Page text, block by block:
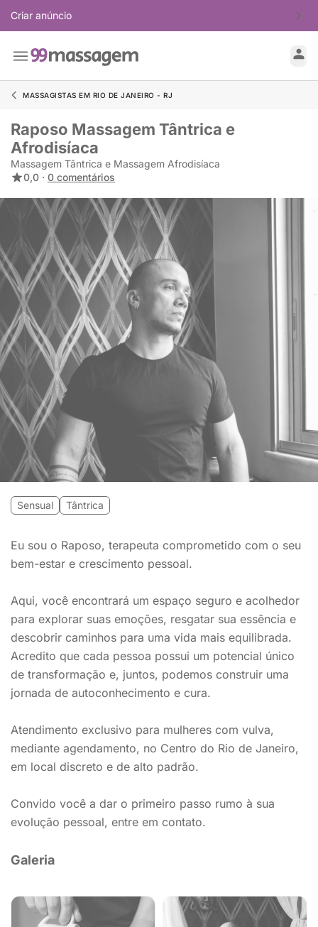
Criar anúncio
MASSAGISTAS EM RIO DE JANEIRO - RJ
Raposo Massagem Tântrica e
Afrodisíaca
Massagem Tântrica e Massagem Afrodisíaca
0,0 · 0 comentários
Sensual Tântrica
Eu sou o Raposo, terapeuta comprometido com o seu
bem-estar e crescimento pessoal.
Aqui, você encontrará um espaço seguro e acolhedor
para explorar suas emoções, resgatar sua essência e
descobrir caminhos para uma vida mais equilibrada.
Acredito que cada pessoa possui um potencial único
de transformação e, juntos, podemos construir uma
jornada de autoconhecimento e cura.
Atendimento exclusivo para mulheres com vulva,
mediante agendamento, no Centro do Rio de Janeiro,
em local discreto e de alto padrão.
Convido você a dar o primeiro passo rumo à sua
evolução pessoal, entre em contato.
Galeria